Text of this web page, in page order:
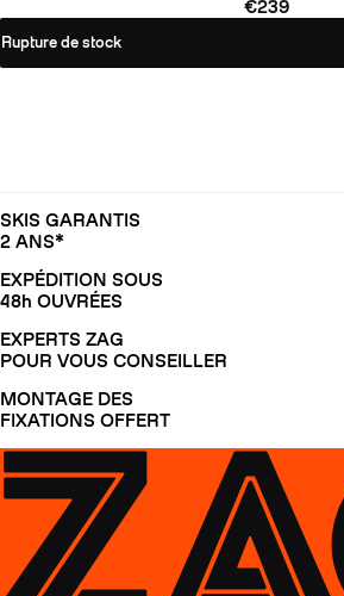
€239
Rupture de stock
SKIS GARANTIS
2 ANS*
EXPÉDITION SOUS
48h OUVRÉES
EXPERTS ZAG
POUR VOUS CONSEILLER
MONTAGE DES
FIXATIONS OFFERT